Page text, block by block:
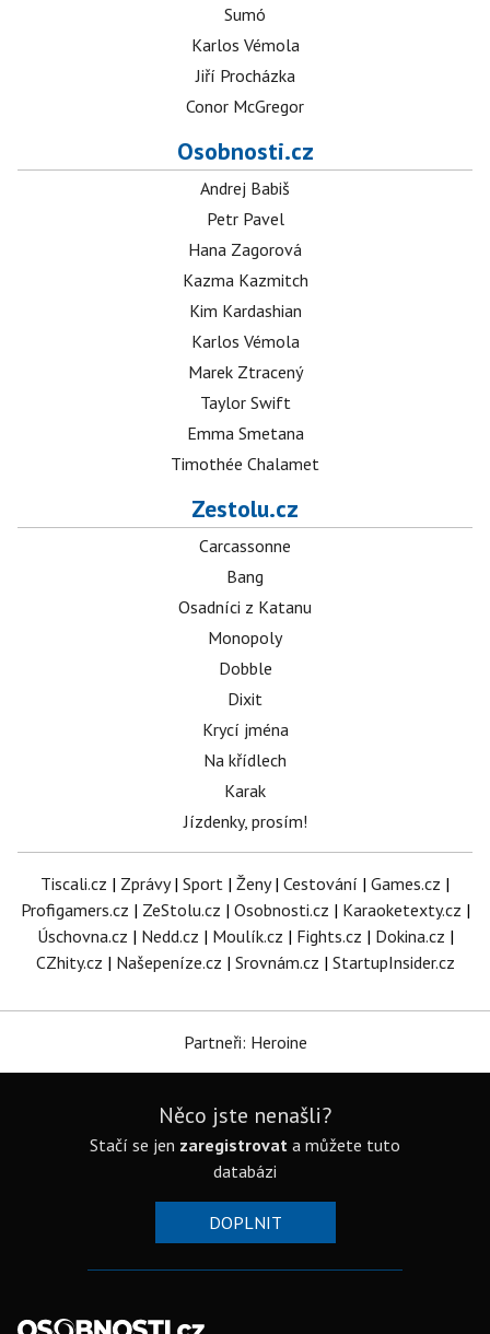
Sumó
Karlos Vémola
Jiří Procházka
Conor McGregor
Osobnosti.cz
Andrej Babiš
Petr Pavel
Hana Zagorová
Kazma Kazmitch
Kim Kardashian
Karlos Vémola
Marek Ztracený
Taylor Swift
Emma Smetana
Timothée Chalamet
Zestolu.cz
Carcassonne
Bang
Osadníci z Katanu
Monopoly
Dobble
Dixit
Krycí jména
Na křídlech
Karak
Jízdenky, prosím!
Tiscali.cz | Zprávy| Sport | Ženy| Cestování | Games.cz |
Profigamers.cz | ZeStolu.cz | Osobnosti.cz | Karaoketexty.cz |
Úschovna.cz | Nedd.cz | Moulík.cz | Fights.cz | Dokina.cz |
CZhity.cz | Našepeníze.cz | Srovnám.cz | StartupInsider.cz
Partneři: Heroine
Něco jste nenašli?
Stačí se jen zaregistrovat a můžete tuto
databázi
DOPLNIT